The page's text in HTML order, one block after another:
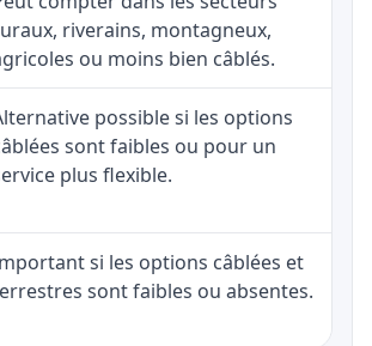
riverains, montagneux,
ou moins bien câblés.
possible si les options
sont faibles ou pour un
plus flexible.
si les options câblées et
sont faibles ou absentes.